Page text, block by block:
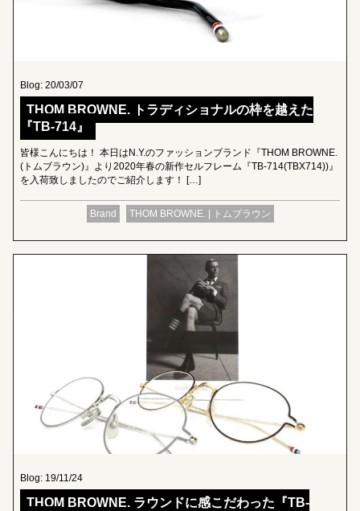
Blog: 20/03/07
THOM BROWNE. トラディショナルの枠を越えた
『TB-714』
皆様こんにちは！ 本日はN.Y.のファッションブランド『THOM BROWNE.
(トムブラウン)』より2020年春の新作セルフレーム『TB-714(TBX714))』
を入荷致しましたのでご紹介します！ […]
Brand THOM BROWNE. | トムブラウン
Blog: 19/11/24
THOM BROWNE. ラウンドに感こだわった『TB-